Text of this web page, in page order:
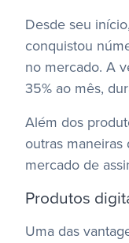
Desde seu
conquistou
no mercado. A
35% ao mês,
Além dos
outras
mercado de
Produtos
Uma das